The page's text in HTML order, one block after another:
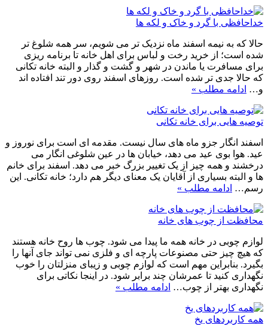
خداحافظی با گرد و خاک و لکه ها
حالا که به نیمه اسفند ماه نزدیک تر می شویم، سر همه شلوغ تر
شده است؛ از خرید رخت و لباس برای اهل خانه تا برنامه ریزی
برای مسافرت یا ماندن در شهر و گشت و گذار و البته خانه تکانی
که حالا جدی تر شده است. روزهای اسفند روی دور تند افتاده اند
و… ادامه مطلب »
توصیه هایی برای خانه تکانی
اسفند انگار جزو ماه های سال نیست. مقدمه ای است برای نوروز و
عید. هوا بوی عید می دهد، خیابان ها در عین شلوغی انگار می
درخشند و همه چیز از یک تغییر بزرگ خبر می دهد. اسفند برای خانم
ها و البته بسیاری از آقایان یک معنای دیگر هم دارد؛ خانه تکانی. این
رسم… ادامه مطلب »
محافظت از چوب های خانه
لوازم چوبی در خانه همه ما پیدا می شود. چوب ها روح خانه هستند
که هیچ چیز حتی مصنوعات پارچه ای و فلزی نمی تواند جای آنها را
بگیرد. بنابراین مهم است که لوازم چوبی و زیبای منزلتان را خوب
نگهداری کنید تا عمرشان چند برابر شود. در اینجا نکاتی برای
نگهداری بهتر از چوب… ادامه مطلب »
همه کاربردهای یخ